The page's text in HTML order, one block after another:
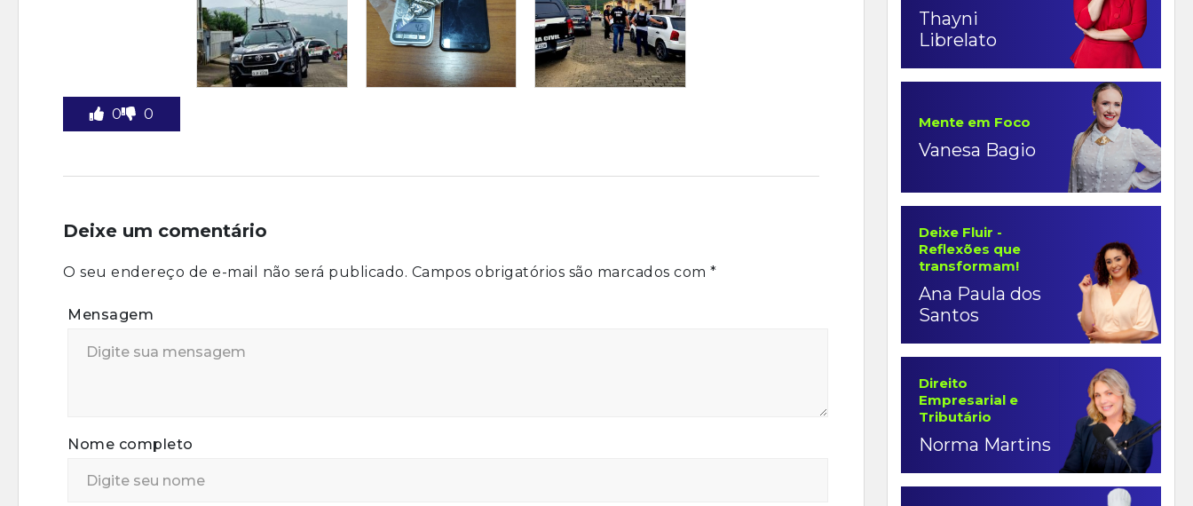
0 0
Deixe um comentário
O seu endereço de e-mail não será publicado. Campos obrigatórios são marcados com *
Mensagem
Nome completo
Thayni
Librelato
Mente em Foco
Vanesa Bagio
Deixe Fluir -
Reflexões que
transformam!
Ana Paula dos
Santos
Direito
Empresarial e
Tributário
Norma Martins